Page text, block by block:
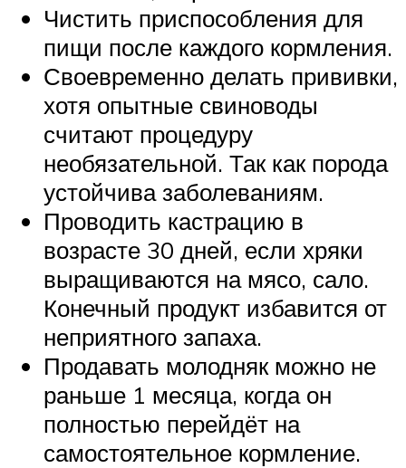
Чистить приспособления для
пищи после каждого кормления.
Своевременно делать прививки,
хотя опытные свиноводы
считают процедуру
необязательной. Так как порода
устойчива заболеваниям.
Проводить кастрацию в
возрасте 30 дней, если хряки
выращиваются на мясо, сало.
Конечный продукт избавится от
неприятного запаха.
Продавать молодняк можно не
раньше 1 месяца, когда он
полностью перейдёт на
самостоятельное кормление.